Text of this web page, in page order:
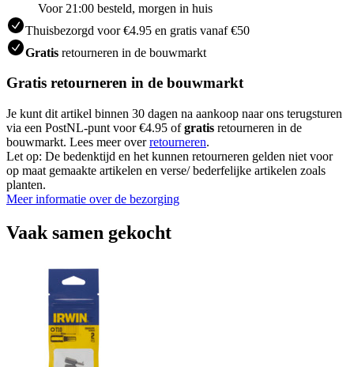
Voor 21:00 besteld, morgen in huis
Thuisbezorgd voor €4.95 en gratis vanaf €50
Gratis retourneren in de bouwmarkt
Gratis retourneren in de bouwmarkt
Je kunt dit artikel binnen 30 dagen na aankoop naar ons terugsturen
via een PostNL-punt voor €4.95 ofgratis retourneren in de
bouwmarkt. Lees meer overretourneren.
Let op: De bedenktijd en het kunnen retourneren gelden niet voor
op maat gemaakte artikelen en verse/ bederfelijke artikelen zoals
planten.
Meer informatie over de bezorging
Vaak samen gekocht